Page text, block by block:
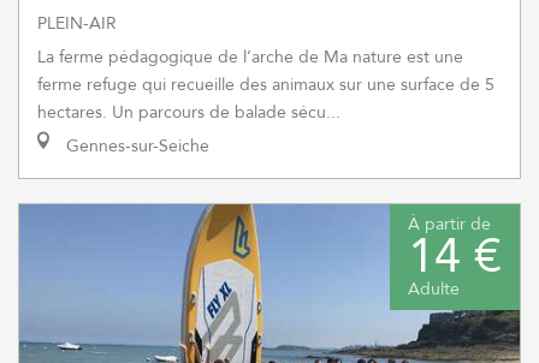
PLEIN-AIR
La ferme pédagogique de l’arche de Ma nature est une
ferme refuge qui recueille des animaux sur une surface de 5
hectares. Un parcours de balade sécu...
Gennes-sur-Seiche
À partir de
14 €
Adulte